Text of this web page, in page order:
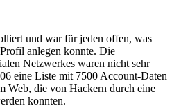
und war für jeden offen, was
anlegen konnte. Die
Netzwerkes waren nicht sehr
eine Liste mit 7500 Account-Daten
Web, die von Hackern durch eine
konnten.